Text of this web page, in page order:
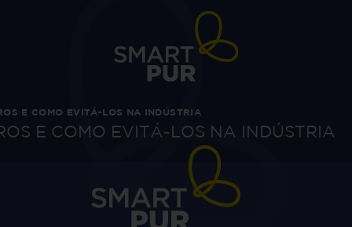
E COMO EVITÁ-LOS NA INDÚSTRIA
E COMO EVITÁ-LOS NA INDÚSTRIA